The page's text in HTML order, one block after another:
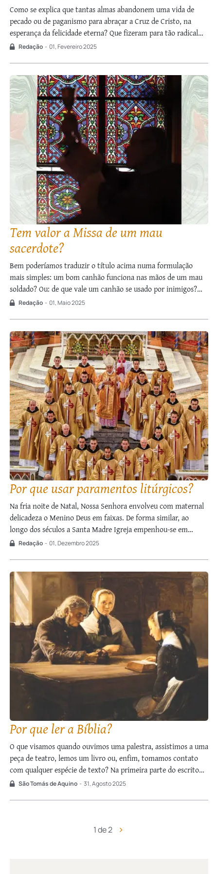
Como se explica que tantas almas abandonem uma vida de
pecado ou de paganismo para abraçar a Cruz de Cristo, na
esperança da felicidade eterna? Que fizeram para tão radical
mudança? Que mérito tiveram para isso? Nenhum!
Redação - 01, Fevereiro 2025
Tem valor a Missa de um mau
sacerdote?
Bem poderíamos traduzir o título acima numa formulação
mais simples: um bom canhão funciona nas mãos de um mau
soldado? Ou: de que vale um canhão se usado por inimigos?
Sabemos que, por muito inepto que seja o artilheiro, um bom
Redação - 01, Maio 2025
Por que usar paramentos litúrgicos?
Na fria noite de Natal, Nossa Senhora envolveu com maternal
delicadeza o Menino Deus em faixas. De forma similar, ao
longo dos séculos a Santa Madre Igreja empenhou-se em
revestir dignamente os seus filhos e ministros que servem o
Redação - 01, Dezembro 2025
Por que ler a Bíblia?
O que visamos quando ouvimos uma palestra, assistimos a uma
peça de teatro, lemos um livro ou, enfim, tomamos contato
com qualquer espécie de texto? Na primeira parte do escrito
Este é o livro dos mandamentos de Deus, uma de suas
São Tomás de Aquino - 31, Agosto 2025
1 de 2